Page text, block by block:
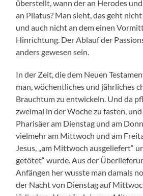
überstellt, wann der an Herodes
an Pilatus? Man sieht, das geht
und auch nicht an dem einen
Hinrichtung. Der Ablauf der
anders gewesen sein.
In der Zeit, die dem Neuen
man, wöchentliches und jährliches
Brauchtum zu entwickeln. Und da
zweimal in der Woche zu fasten,
Pharisäer am Dienstag und am
vielmehr am Mittwoch und am
Jesus, „am Mittwoch ausgeliefert“
getötet“ wurde. Aus der
Anfängen her wusste man damals
der Nacht von Dienstag auf